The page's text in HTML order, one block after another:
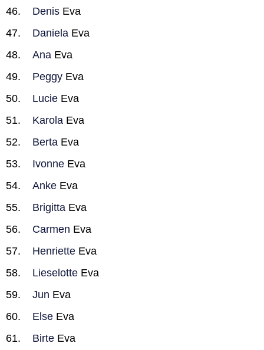
Denis Eva
Daniela Eva
Ana Eva
Peggy Eva
Lucie Eva
Karola Eva
Berta Eva
Ivonne Eva
Anke Eva
Brigitta Eva
Carmen Eva
Henriette Eva
Lieselotte Eva
Jun Eva
Else Eva
Birte Eva